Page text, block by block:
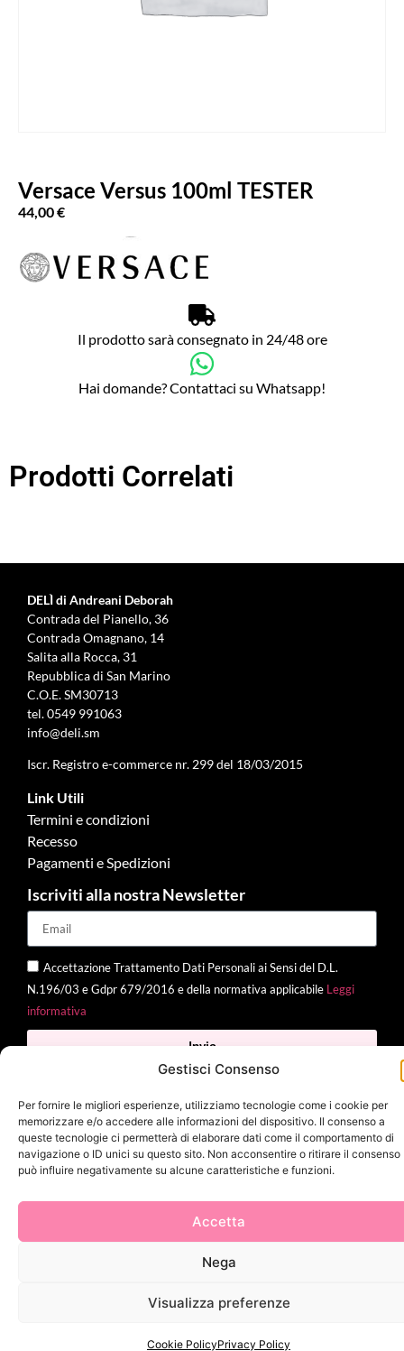
Gestisci Consenso
Per fornire le migliori esperienze, utilizziamo tecnologie come i cookie per
memorizzare e/o accedere alle informazioni del dispositivo. Il consenso a
queste tecnologie ci permetterà di elaborare dati come il comportamento di
navigazione o ID unici su questo sito. Non acconsentire o ritirare il consenso
può influire negativamente su alcune caratteristiche e funzioni.
Accetta
Nega
Visualizza preferenze
Cookie PolicyPrivacy Policy
Versace Versus 100ml TESTER
44,00€
Il prodotto sarà consegnato in 24/48 ore
Hai domande? Contattaci su Whatsapp!
Prodotti Correlati
DELÌ di Andreani Deborah
Contrada del Pianello, 36
Contrada Omagnano, 14
Salita alla Rocca, 31
Repubblica di San Marino
C.O.E. SM30713
tel.0549 991063
info@deli.sm
Iscr. Registro e-commerce nr. 299 del 18/03/2015
Link Utili
Termini e condizioni
Recesso
Pagamenti e Spedizioni
Iscriviti alla nostra Newsletter
Accettazione Trattamento Dati Personali ai Sensi del D.L.
N.196/03 e Gdpr 679/2016 e della normativa applicabile Leggi
informativa
Invia
2025 Delì |Privacy Policy|Cookie Policy| Made with byJenny
Mina